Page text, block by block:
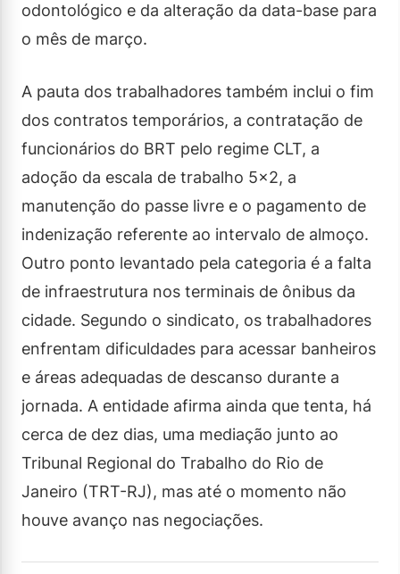
odontológico e da alteração da data-base para
o mês de março.
A pauta dos trabalhadores também inclui o fim
dos contratos temporários, a contratação de
funcionários do BRT pelo regime CLT, a
adoção da escala de trabalho 5×2, a
manutenção do passe livre e o pagamento de
indenização referente ao intervalo de almoço.
Outro ponto levantado pela categoria é a falta
de infraestrutura nos terminais de ônibus da
cidade. Segundo o sindicato, os trabalhadores
enfrentam dificuldades para acessar banheiros
e áreas adequadas de descanso durante a
jornada. A entidade afirma ainda que tenta, há
cerca de dez dias, uma mediação junto ao
Tribunal Regional do Trabalho do Rio de
Janeiro (TRT-RJ), mas até o momento não
houve avanço nas negociações.